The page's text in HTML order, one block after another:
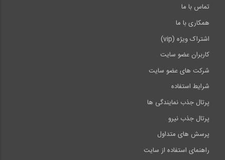
تماس با ما
همکاری با ما
اشتراک ویژه (vip)
کاربران عضو سایت
شرکت های عضو سایت
شرایط استفاده
پرتال جذب نمایندگی ها
پرتال جذب نیرو
پرسش های متداول
راهنمای استفاده از سایت